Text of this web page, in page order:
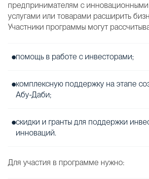
предпринимателям с
услугами или товарами расширить
Участники программы могут
помощь в работе с инвесторами;
комплексную поддержку на этапе
Абу-Даби;
скидки и гранты для поддержки
инноваций.
Для участия в программе нужно: